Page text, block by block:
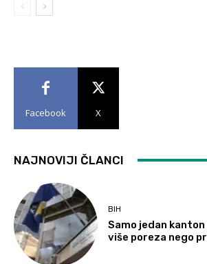
Facebook X
NAJNOVIJI ČLANCI
BIH
Samo jedan kanton
više poreza nego